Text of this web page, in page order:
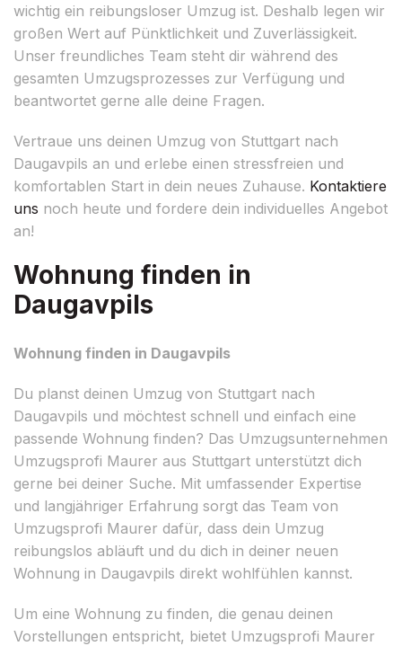
wichtig ein reibungsloser Umzug ist. Deshalb legen wir
großen Wert auf Pünktlichkeit und Zuverlässigkeit.
Unser freundliches Team steht dir während des
gesamten Umzugsprozesses zur Verfügung und
beantwortet gerne alle deine Fragen.
Vertraue uns deinen Umzug von Stuttgart nach
Daugavpils an und erlebe einen stressfreien und
komfortablen Start in dein neues Zuhause. Kontaktiere
uns noch heute und fordere dein individuelles Angebot
an!
Wohnung finden in
Daugavpils
Wohnung finden in Daugavpils
Du planst deinen Umzug von Stuttgart nach
Daugavpils und möchtest schnell und einfach eine
passende Wohnung finden? Das Umzugsunternehmen
Umzugsprofi Maurer aus Stuttgart unterstützt dich
gerne bei deiner Suche. Mit umfassender Expertise
und langjähriger Erfahrung sorgt das Team von
Umzugsprofi Maurer dafür, dass dein Umzug
reibungslos abläuft und du dich in deiner neuen
Wohnung in Daugavpils direkt wohlfühlen kannst.
Um eine Wohnung zu finden, die genau deinen
Vorstellungen entspricht, bietet Umzugsprofi Maurer